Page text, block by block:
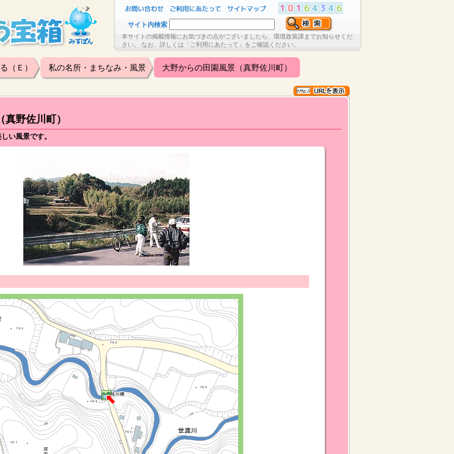
サイト内検索
本サイトの掲載情報にお気づきの点がございましたら、環境政策課までお知らせくだ
さい。 なお、詳しくは「ご利用にあたって」をご確認ください。
（Ｅ） 私の名所・まちなみ・風景 大野からの田園風景（真野佐川町）
野佐川町）
い風景です。